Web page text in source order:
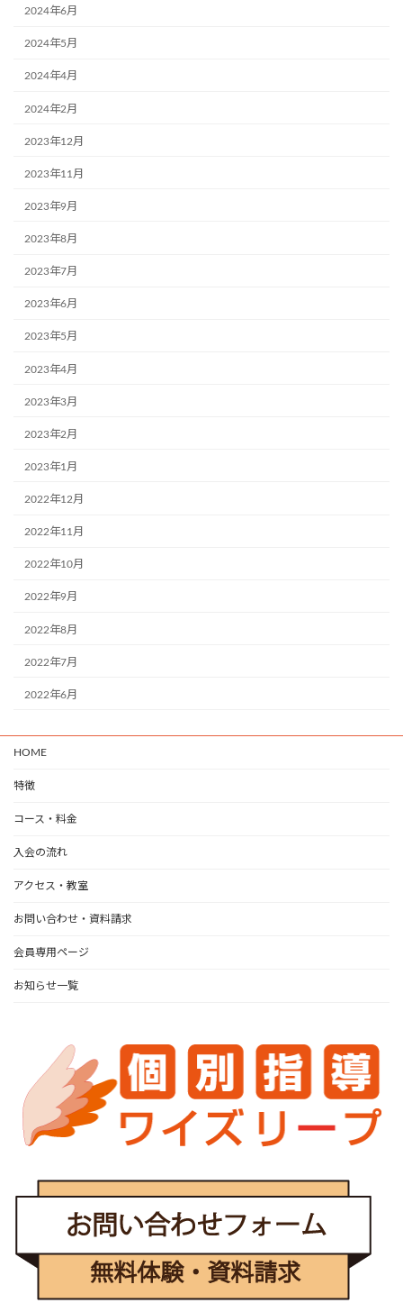
2024年6月
2024年5月
2024年4月
2024年2月
2023年12月
2023年11月
2023年9月
2023年8月
2023年7月
2023年6月
2023年5月
2023年4月
2023年3月
2023年2月
2023年1月
2022年12月
2022年11月
2022年10月
2022年9月
2022年8月
2022年7月
2022年6月
HOME
特徴
コース・料金
入会の流れ
アクセス・教室
お問い合わせ・資料請求
会員専用ページ
お知らせ一覧